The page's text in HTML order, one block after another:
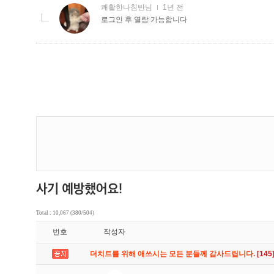
Total : 10,067 (380/504)
번호 작성자
더치트를 위해 애쓰시는 모든 분들께 감사드립니다.